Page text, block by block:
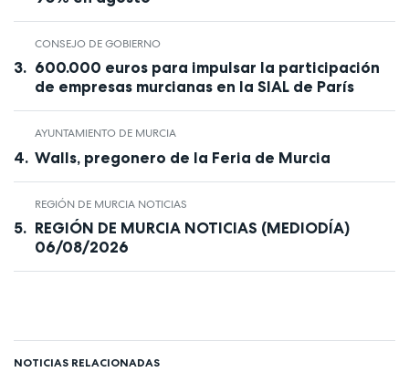
CONSEJO DE GOBIERNO
600.000 euros para impulsar la participación
de empresas murcianas en la SIAL de París
AYUNTAMIENTO DE MURCIA
Walls, pregonero de la Feria de Murcia
REGIÓN DE MURCIA NOTICIAS
REGIÓN DE MURCIA NOTICIAS (MEDIODÍA)
06/08/2026
NOTICIAS RELACIONADAS